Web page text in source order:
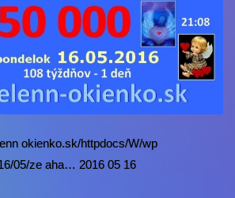
okienko.sk/httpdocs/W/wp
05/ze aha… 2016 05 16